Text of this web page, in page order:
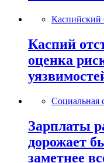
Каспийский
Каспий
оценка
Социальная
Зарплаты
дорожает
заметнее